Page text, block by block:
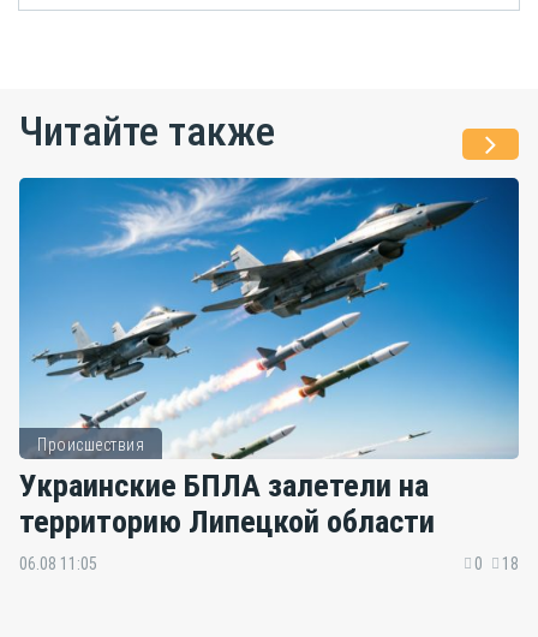
Читайте также
Происшествия
Украинские БПЛА залетели на
территорию Липецкой области
06.08 11:05 0 18